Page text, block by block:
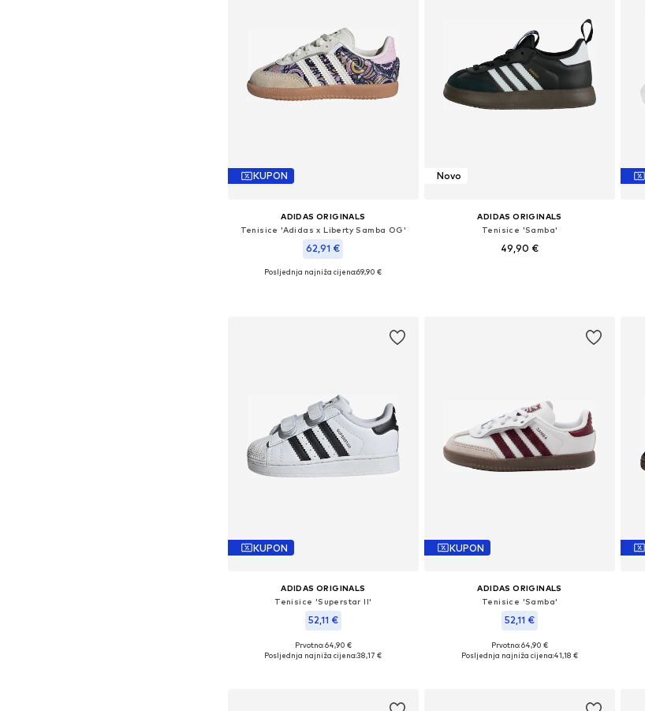
KUPON
ADIDAS ORIGINALS
Tenisice 'Adidas x Liberty Samba OG'
62,91 €
Dostupno u više veličina
Posljednja najniža cijena:69,90 €
Novo
ADIDAS ORIGINALS
Tenisice 'Samba'
49,90 €
KUPON
ADIDAS ORIGINALS
Tenisice 'Superstar II'
52,11 €
Dostupno u više veličina
Prvotno: 64,90 €
Posljednja najniža cijena:38,17 €
KUPON
ADIDAS ORIGINALS
Tenisice 'Samba'
52,11 €
Dostupno u više veličina
Prvotno: 64,90 €
Posljednja najniža cijena:41,18 €